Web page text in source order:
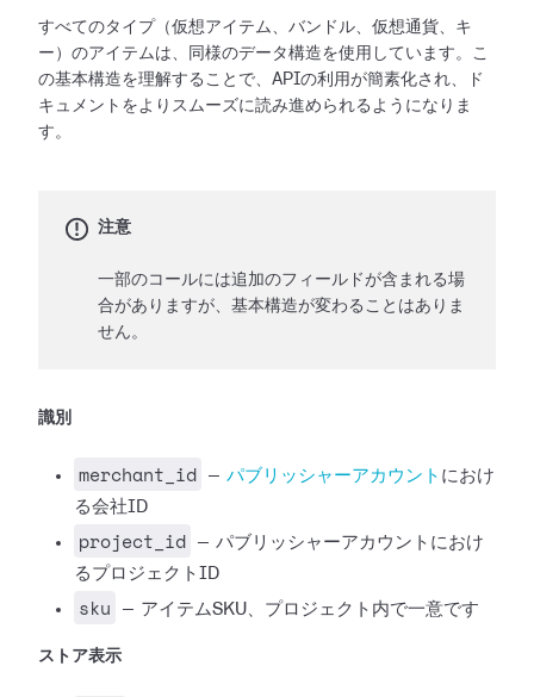
すべてのタイプ（仮想アイテム、バンドル、仮想通貨、キ
ー）のアイテムは、同様のデータ構造を使用しています。こ
の基本構造を理解することで、APIの利用が簡素化され、ド
キュメントをよりスムーズに読み進められるようになりま
す。
注意
一部のコールには追加のフィールドが含まれる場
合がありますが、基本構造が変わることはありま
せん。
識別
merchant_id — パブリッシャーアカウント におけ
る会社ID
project_id
— パブリッシャーアカウントにおけ
るプロジェクトID
sku — アイテムSKU、プロジェクト内で一意です
ストア表示